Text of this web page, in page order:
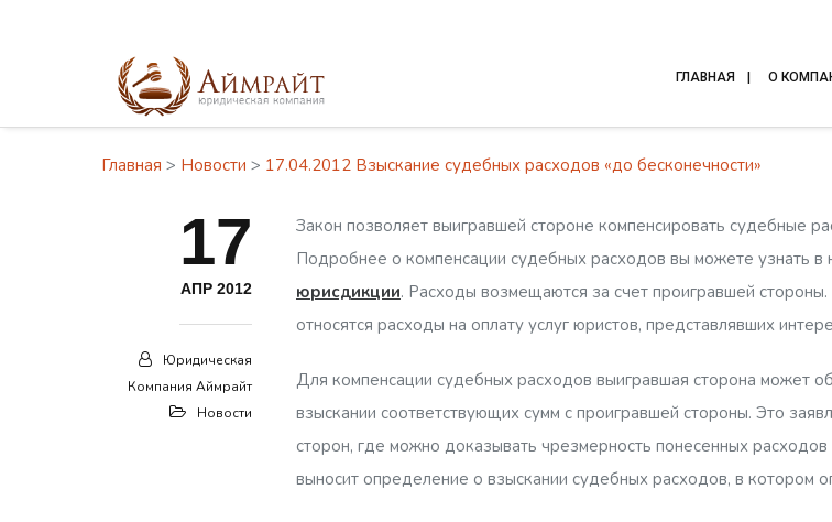
ГЛАВНАЯ О
Главная > Новости > 17.04.2012 Взыскание судебных расходов «до бесконечности»
17
АПР 2012
Юридическая
Компания Аймрайт
Новости
Закон позволяет выигравшей стороне компенсировать судебные
Подробнее о компенсации судебных расходов вы можете узнать в
юрисдикции. Расходы возмещаются за счет проигравшей
относятся расходы на оплату услуг юристов, представлявших
Для компенсации судебных расходов выигравшая сторона может
взыскании соответствующих сумм с проигравшей стороны. Это
сторон, где можно доказывать чрезмерность понесенных
выносит определение о взыскании судебных расходов, в котором